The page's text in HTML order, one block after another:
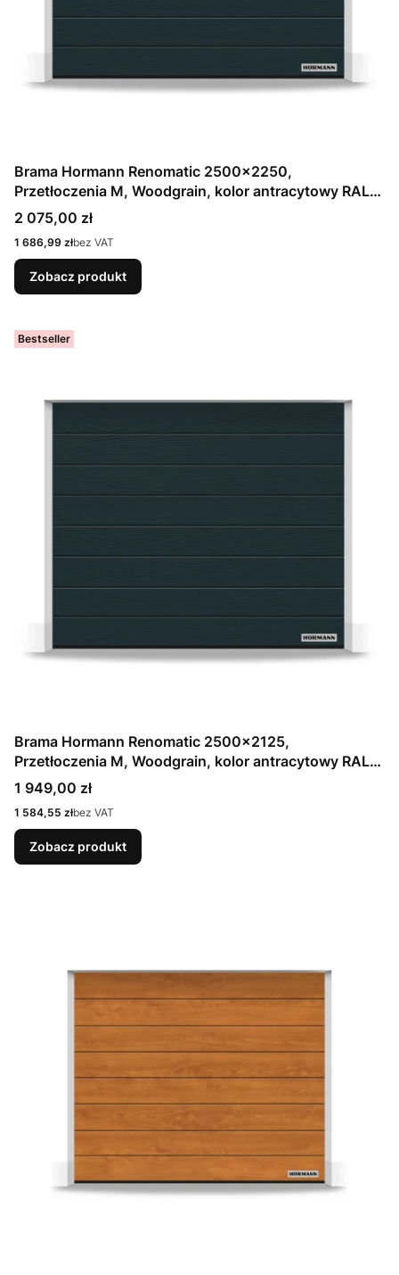
Brama Hormann Renomatic 2500x2250,
Przetłoczenia M, Woodgrain, kolor antracytowy RAL
7016 / OCYNK + Prowadzenie Z
Cena
2 075,00 zł
Cena
1 686,99 złbez VAT
Zobacz produkt
Bestseller
Brama Hormann Renomatic 2500x2125,
Przetłoczenia M, Woodgrain, kolor antracytowy RAL
7016 / OCYNK + Prowadzenie Z
Cena
1 949,00 zł
Cena
1 584,55 złbez VAT
Zobacz produkt